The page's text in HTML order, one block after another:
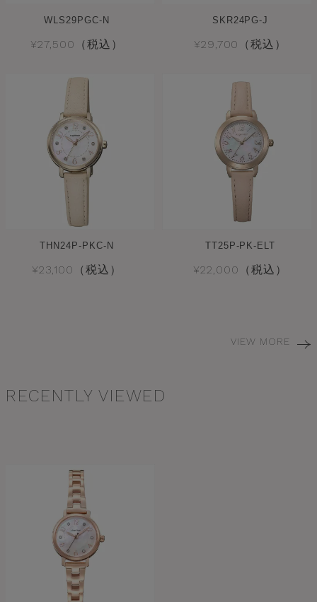
WLS29PGC-N
¥27,500（税込）
SKR24PG-J
¥29,700（税込）
THN24P-PKC-N
¥23,100（税込）
TT25P-PK-ELT
¥22,000（税込）
VIEW MORE
RECENTLY VIEWED